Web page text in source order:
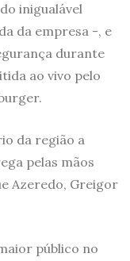
inigualável
da empresa -, e
durante
ao vivo pelo
da região a
pelas mãos
Azeredo, Greigor
público no